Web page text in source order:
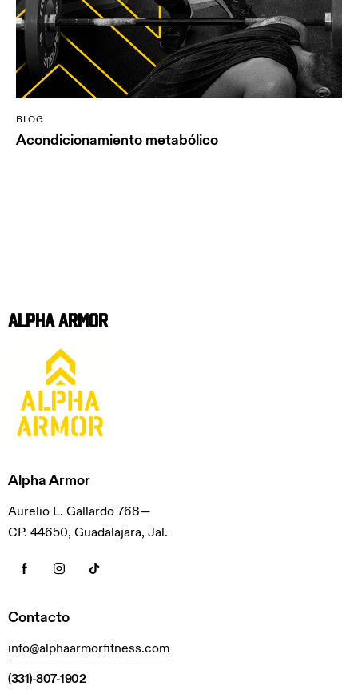
BLOG
Acondicionamiento metabólico
Alpha Armor
Alpha Armor
Aurelio L. Gallardo 768—
CP. 44650, Guadalajara, Jal.
Contacto
info@alphaarmorfitness.com
(331)-807-1902